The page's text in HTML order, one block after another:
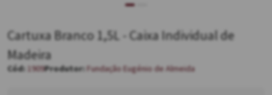
Cartuxa Branco 1,5L - Caixa Individual de
Madeira
1909 Fundação Eugénio de Almeida